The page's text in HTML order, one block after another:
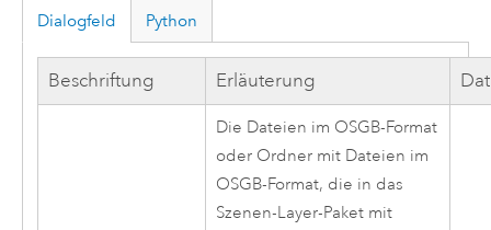
Dialogfeld Python
Beschriftung Erläuterung
Die Dateien im OSGB-Format
oder Ordner mit Dateien im
OSGB-Format, die in das
Szenen-Layer-Paket mit